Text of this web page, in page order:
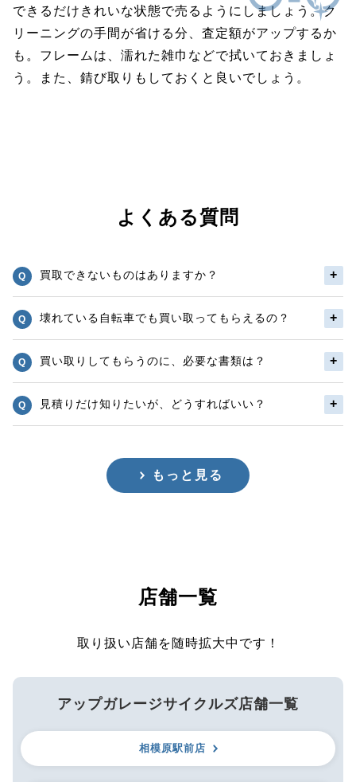
できるだけきれいな状態で売るようにしましょう。ク
リーニングの手間が省ける分、査定額がアップするか
も。フレームは、濡れた雑巾などで拭いておきましょ
う。また、錆び取りもしておくと良いでしょう。
よくある質問
買取できないものはありますか？
壊れている自転車でも買い取ってもらえるの？
買い取りしてもらうのに、必要な書類は？
見積りだけ知りたいが、どうすればいい？
もっと見る
店舗一覧
取り扱い店舗を随時拡大中です！
アップガレージサイクルズ店舗一覧
相模原駅前店